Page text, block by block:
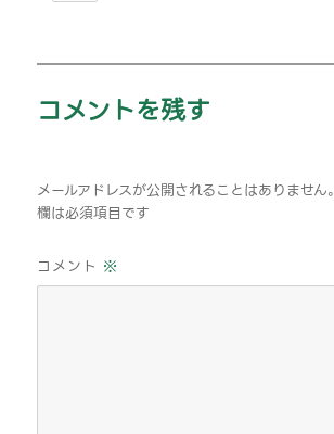
コメントを残す
メールアドレスが公開されることはありません。
欄は必須項目です
コメント ※